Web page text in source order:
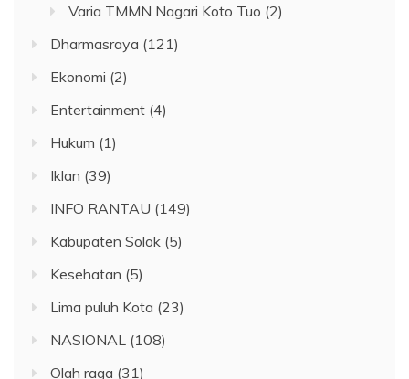
Varia TMMN Nagari Koto Tuo (2)
Dharmasraya (121)
Ekonomi (2)
Entertainment (4)
Hukum (1)
Iklan (39)
INFO RANTAU (149)
Kabupaten Solok (5)
Kesehatan (5)
Lima puluh Kota (23)
NASIONAL (108)
Olah raga (31)